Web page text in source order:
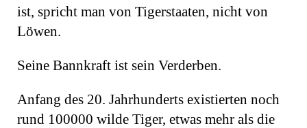
ist, spricht man von Tigerstaaten, nicht von
Löwen.
Seine Bannkraft ist sein Verderben.
Anfang des 20. Jahrhunderts existierten noch
rund 100000 wilde Tiger, etwas mehr als die